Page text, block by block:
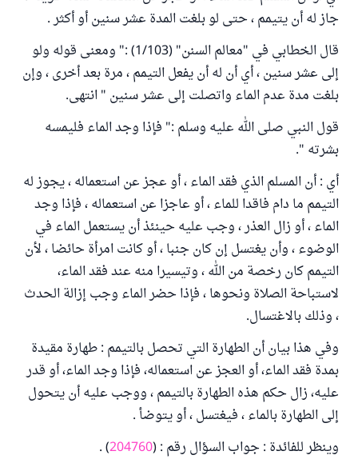
جاز له أن يتيمم ، حتى لو بلغت المدة عشر سنين أو أكثر .
قال الخطابي في "معالم السنن" (1/103) :" ومعنى قوله ولو
إلى عشر سنين ، أي أن له أن يفعل التيمم ، مرة بعد أخرى ، وإن
بلغت مدة عدم الماء واتصلت إلى عشر سنين " انتهى.
قول النبي صلى الله عليه وسلم :" فإذا وجد الماء فليمسه
بشرته ".
أي : أن المسلم الذي فقد الماء ، أو عجز عن استعماله ، يجوز له
التيمم ما دام فاقدا للماء ، أو عاجزا عن استعماله ، فإذا وجد
الماء ، أو زال العذر ، وجب عليه حينئذ أن يستعمل الماء في
الوضوء ، وأن يغتسل إن كان جنبا ، أو كانت امرأة حائضا ، لأن
التيمم كان رخصة من الله ، وتيسيرا منه عند فقد الماء،
لاستباحة الصلاة ونحوها ، فإذا حضر الماء وجب إزالة الحدث
، وذلك بالاغتسال.
وفي هذا بيان أن الطهارة التي تحصل بالتيمم : طهارة مقيدة
بمدة فقد الماء، أو العجز عن استعماله، فإذا وجد الماء، أو قدر
عليه، زال حكم هذه الطهارة بالتيمم ، ووجب عليه أن يتحول
إلى الطهارة بالماء ، فيغتسل ، أو يتوضأ .
وينظر للفائدة : جواب السؤال رقم : (204760
) .